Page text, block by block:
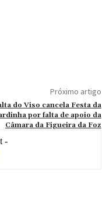
Próximo artigo
do Viso cancela Festa da
por falta de apoio da
Câmara da Figueira da Foz
-